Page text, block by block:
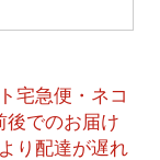
宅急便・ネコ
後でのお届け
り配達が遅れ